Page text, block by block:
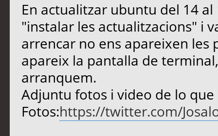
En actualitzar ubuntu del 14
"instalar les actualitzacions" i
arrencar no ens apareixen les
apareix la pantalla de
arranquem.
Adjuntu fotos i video de lo que
Fotos:https://twitter.com/